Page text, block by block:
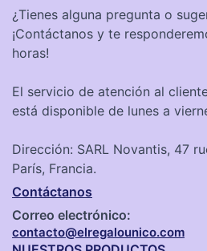
¿Tienes alguna pregunta o
¡Contáctanos y te
horas!
El servicio de atención al
está disponible de lunes a
Dirección: SARL Novantis, 47
París, Francia.
Contáctanos
Correo electrónico:
contacto@elregalounico.com